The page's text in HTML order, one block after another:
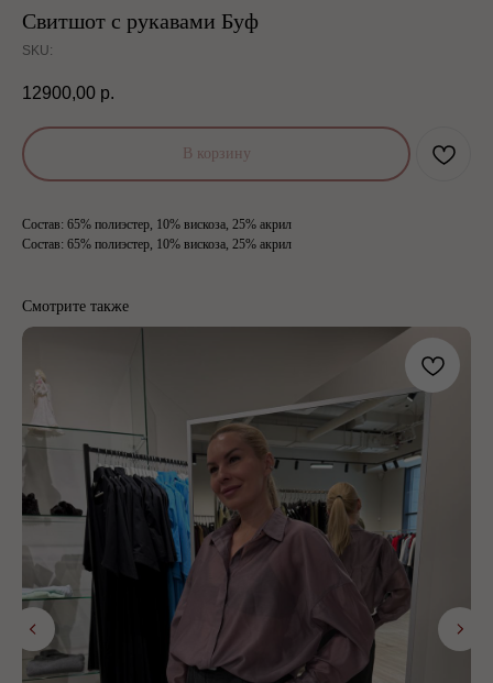
Свитшот с рукавами Буф
SKU:
12900,00 р.
В корзину
Состав: 65% полиэстер, 10% вискоза, 25% акрил
Состав: 65% полиэстер, 10% вискоза, 25% акрил
Смотрите также